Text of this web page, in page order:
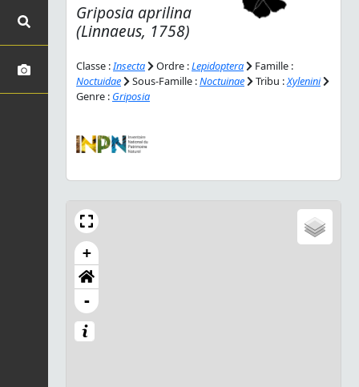
Griposia aprilina
(Linnaeus, 1758)
Classe :Insecta Ordre :Lepidoptera
Famille :
Noctuidae
Sous-Famille :Noctuinae Tribu :Xylenini
Genre : Griposia
+
-